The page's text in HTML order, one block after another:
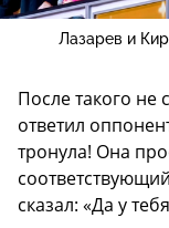
Лазарев и
После такого
ответил
тронула! Она
сказал: «Да у